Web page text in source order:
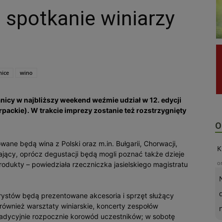
winiarzy
wino
w najbliższy weekend weźmie udział w 12. edycji
W trakcie imprezy zostanie też rozstrzygnięty
będą wina z Polski oraz m.in. Bułgarii, Chorwacji,
oprócz degustacji będą mogli poznać także dzieje
– powiedziała rzeczniczka jasielskiego magistratu
będą prezentowane akcesoria i sprzęt służący
warsztaty winiarskie, koncerty zespołów
rozpocznie korowód uczestników; w sobotę